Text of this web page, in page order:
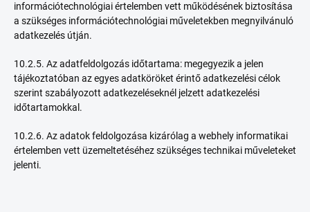
információtechnológiai értelemben vett működésének biztosítása
a szükséges információtechnológiai műveletekben megnyilvánuló
adatkezelés útján.
10.2.5. Az adatfeldolgozás időtartama: megegyezik a jelen
tájékoztatóban az egyes adatköröket érintő adatkezelési célok
szerint szabályozott adatkezeléseknél jelzett adatkezelési
időtartamokkal.
10.2.6. Az adatok feldolgozása kizárólag a webhely informatikai
értelemben vett üzemeltetéséhez szükséges technikai műveleteket
jelenti.